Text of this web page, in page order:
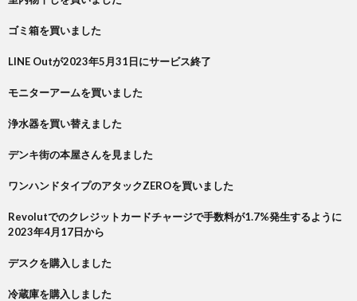
ゴミ箱を買いました
LINE Outが2023年5月31日にサービス終了
モニターアームを買いました
浄水器を買い替えました
デンキ街の本屋さんを見ました
ワンハンドタイプのアタックZEROを買いました
Revolutでのクレジットカードチャージで手数料が1.7%発生するように
2023年4月17日から
デスクを購入しました
冷蔵庫を購入しました